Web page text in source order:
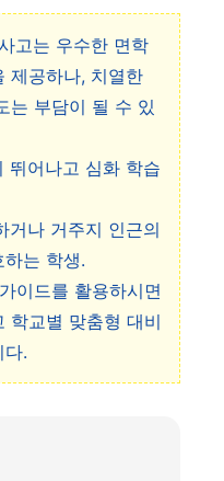
고는 우수한 면학
제공하나, 치열한
는 부담이 될 수 있
뛰어나고 심화 학습
거나 거주지 인근의
는 학생.
이드를 활용하시면
학교별 맞춤형 대비
다.